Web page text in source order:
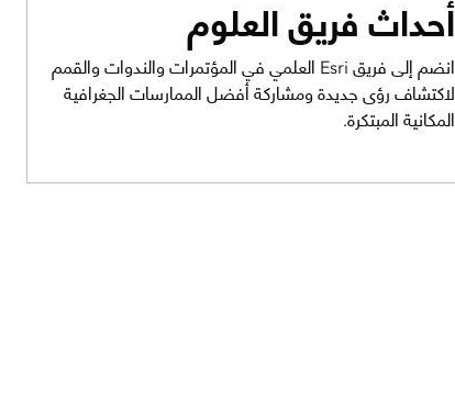
أحداث فريق العلوم
انضم إلى فريق Esri العلمي في المؤتمرات والندوات والقمم
لاكتشاف رؤى جديدة ومشاركة أفضل الممارسات الجغرافية
المكانية المبتكرة.